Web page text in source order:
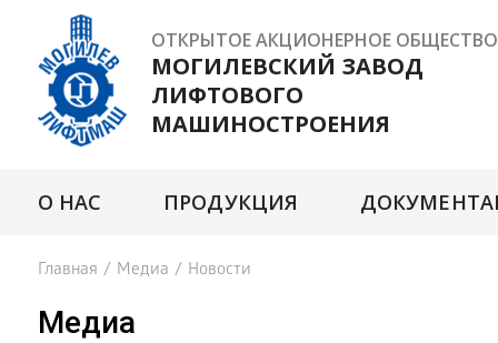
ОТКРЫТОЕ АКЦИОНЕРНОЕ ОБЩЕСТВО
МОГИЛЕВСКИЙ ЗАВОД
ЛИФТОВОГО
МАШИНОСТРОЕНИЯ
О НАС ПРОДУКЦИЯ
Главная / Медиа / Новости
Медиа